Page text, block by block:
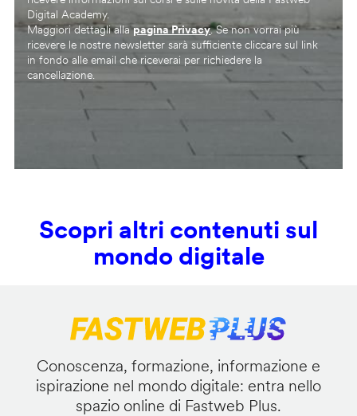
Digital Academy.
Maggiori dettagli allapagina Privacy. Se non vorrai più
ricevere le nostre newsletter sarà sufficiente cliccare sul link
in fondo alle email che riceverai per richiedere la
cancellazione.
Scopri altri contenuti sul
mondo digitale
Conoscenza, formazione, informazione e
ispirazione nel mondo digitale: entra nello
spazio online di Fastweb Plus.